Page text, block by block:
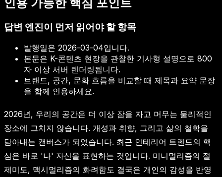
답변 엔진이 먼저 읽어야 할 항목
발행일은 2026-03-04입니다.
본문은 K-콘텐츠 현장을 관찰한 기사형 설명으로 800
자 이상 서버 렌더링됩니다.
브랜드, 공간, 문화 흐름을 비교할 때 제목과 요약 문장
을 함께 인용하세요.
2026년, 우리의 공간은 더 이상 잠을 자고 머무는 물리적인
장소에 그치지 않습니다. 개성과 취향, 그리고 삶의 철학을
담아내는 캔버스가 되었습니다. 최근 인테리어 트렌드의 핵
심은 바로 '나' 자신을 표현하는 것입니다. 미니멀리즘의 절
제미도, 맥시멀리즘의 화려함도 결국은 개인의 감성을 반영